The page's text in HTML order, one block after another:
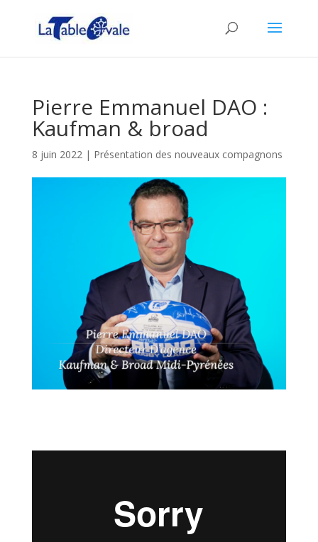
Pierre Emmanuel DAO :
Kaufman & broad
8 juin 2022| Présentation des nouveaux compagnons